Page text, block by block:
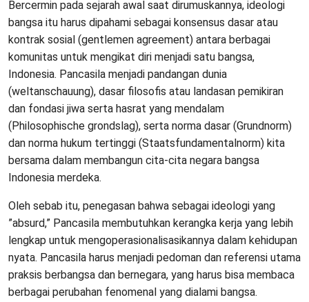
Bercermin pada sejarah awal saat dirumuskannya, ideologi
bangsa itu harus dipahami sebagai konsensus dasar atau
kontrak sosial (gentlemen agreement) antara berbagai
komunitas untuk mengikat diri menjadi satu bangsa,
Indonesia. Pancasila menjadi pandangan dunia
(weltanschauung), dasar filosofis atau landasan pemikiran
dan fondasi jiwa serta hasrat yang mendalam
(Philosophische grondslag), serta norma dasar (Grundnorm)
dan norma hukum tertinggi (Staatsfundamentalnorm) kita
bersama dalam membangun cita-cita negara bangsa
Indonesia merdeka.
Oleh sebab itu, penegasan bahwa sebagai ideologi yang
”absurd,” Pancasila membutuhkan kerangka kerja yang lebih
lengkap untuk mengoperasionalisasikannya dalam kehidupan
nyata. Pancasila harus menjadi pedoman dan referensi utama
praksis berbangsa dan bernegara, yang harus bisa membaca
berbagai perubahan fenomenal yang dialami bangsa.